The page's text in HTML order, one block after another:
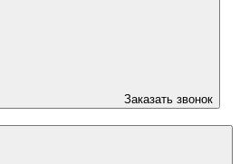
Заказать звонок